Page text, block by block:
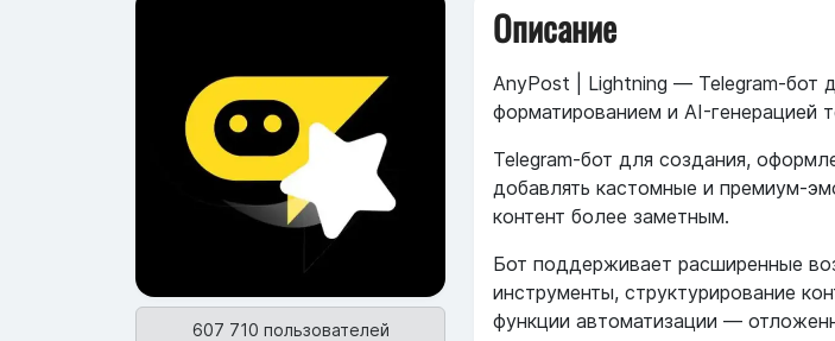
607 710 пользователей
Описание
AnyPost | Lightning — Telegram-бот
форматированием и AI-генерацией
Telegram-бот для создания,
добавлять кастомные и премиум-
контент более заметным.
Бот поддерживает расширенные
инструменты, структурирование
функции автоматизации —